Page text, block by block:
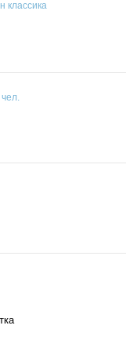
классика
чел.